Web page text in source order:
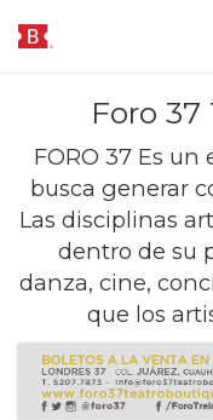
Foro
FORO 37 Es
busca generar
Las disciplinas
dentro de su
danza, cine,
que los